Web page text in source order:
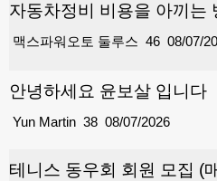
자동차정비 비용을 아끼는
46
맥스파워오토 둘루스 08/07/
안녕하세요 윤보살 입니다
38
Yun Martin 08/07/2026
테니스 동우회 회원 모집 (